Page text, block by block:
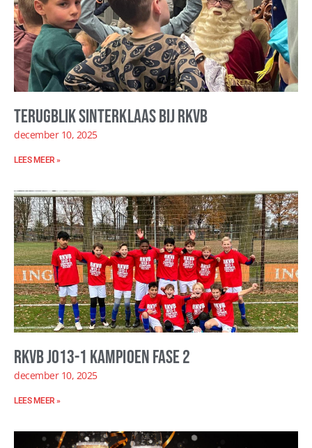
Terugblik Sinterklaas bij RKVB
december 10, 2025
LEES MEER »
RKVB JO13-1 kampioen fase 2
december 10, 2025
LEES MEER »